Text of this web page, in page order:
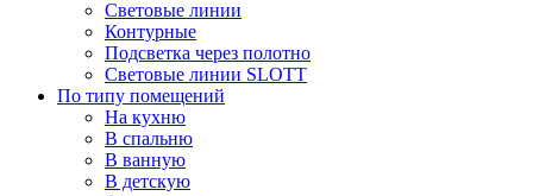
Световые линии
Контурные
Подсветка через полотно
Световые линии SLOTT
По типу помещений
На кухню
В спальню
В ванную
В детскую